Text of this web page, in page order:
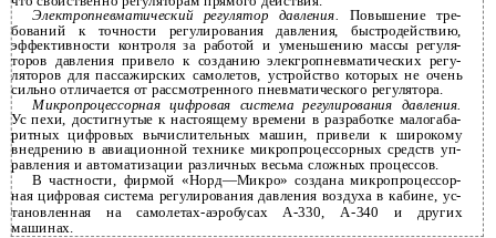
Электропневматический регулятор давления. Повышение тре­
бований к точности регулирования давления, быстродействию,
эффективности контроля за работой и уменьшению массы регуля­
торов давления привело к созданию элекгропневматических регу­
ляторов для пассажирских самолетов, устройство которых не очень
сильно отличается от рассмотренного пневматического регулятора.
Микропроцессорная цифровая система регулирования давления.
Ус­ пехи, достигнутые к настоящему времени в разработке малогаба­
ритных цифровых вычислительных машин, привели к широкому
внедрению в авиационной технике микропроцессорных средств уп­
равления и автоматизации различных весьма сложных процессов.
В частности, фирмой «Норд—Микро» создана микропроцессор­
ная цифровая система регулирования давления воздуха в кабине, ус­
тановленная на самолетах-аэробусах А-330, А-340 и других
машинах.